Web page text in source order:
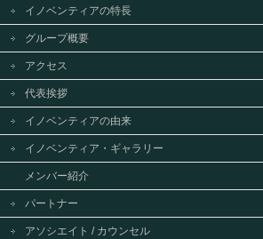
イノベンティアの特長
グループ概要
アクセス
代表挨拶
イノベンティアの由来
イノベンティア・ギャラリー
メンバー紹介
パートナー
アソシエイト / カウンセル